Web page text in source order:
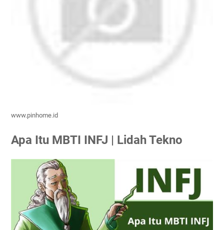
www.pinhome.id
Apa Itu MBTI INFJ | Lidah Tekno